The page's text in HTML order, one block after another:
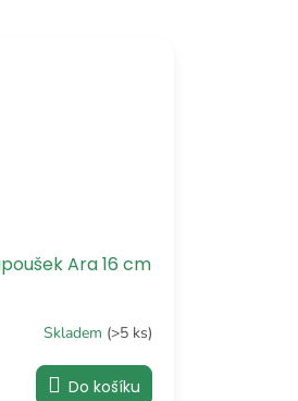
Ara 16 cm
Skladem (>5 ks)
Do košíku